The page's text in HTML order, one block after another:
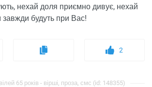
нехай доля приємно дивує, нехай
завжди будуть при Вас!
2
65 років - вірші, проза, смс (id: 148355)